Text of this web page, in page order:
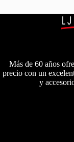
Más de 60 años
precio con un
y